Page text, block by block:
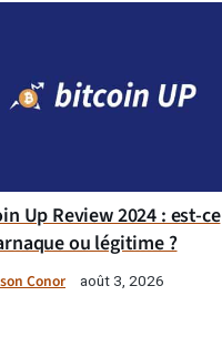
Up Review 2024 : est-ce
ou légitime ?
Conor août 3, 2026